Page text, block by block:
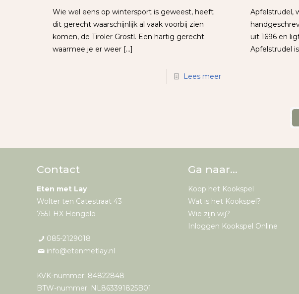
Wie wel eens op wintersport is geweest, heeft
dit gerecht waarschijnlijk al vaak voorbij zien
komen, de Tiroler Gröstl. Een hartig gerecht
waarmee je er weer […]
Lees meer
Apfelstrudel,
uit 1696 en
Apfelstrudel
Contact
Eten met Lay
Wolter ten Catestraat 43
7551 HX Hengelo
085-2129018
info@etenmetlay.nl
KVK-nummer: 84822848
BTW-nummer: NL863391825B01
Ga naar…
Koop het Kookspel
Wat is het Kookspel?
Wie zijn wij?
Inloggen Kookspel Online